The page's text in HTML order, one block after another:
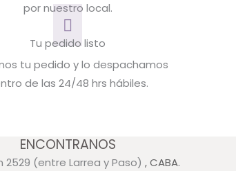
por nuestro local.
Tu pedido listo
tu pedido y lo despachamos
de las 24/48 hrs hábiles.
ENCONTRANOS
2529 (entre Larrea y Paso) , CABA.